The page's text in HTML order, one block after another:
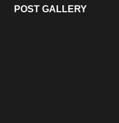
POST GALLERY